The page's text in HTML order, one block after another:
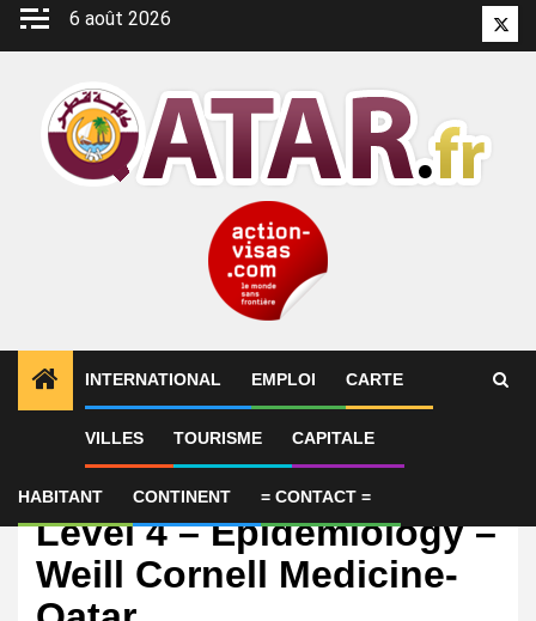
Aller
6 août 2026
INTERNATIONAL EMPLOI CARTE
VILLES TOURISME CAPITALE
HABITANT CONTINENT = CONTACT =
Research Specialist
Level 4 – Epidemiology –
Weill Cornell Medicine-